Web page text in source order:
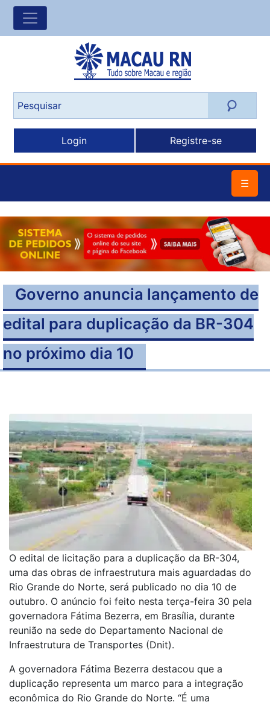
Login Registre-se
☰
Governo anuncia lançamento de
edital para duplicação da BR-304
no próximo dia 10
O edital de licitação para a duplicação da BR-304,
uma das obras de infraestrutura mais aguardadas do
Rio Grande do Norte, será publicado no dia 10 de
outubro. O anúncio foi feito nesta terça-feira 30 pela
governadora Fátima Bezerra, em Brasília, durante
reunião na sede do Departamento Nacional de
Infraestrutura de Transportes (Dnit).
A governadora Fátima Bezerra destacou que a
duplicação representa um marco para a integração
econômica do Rio Grande do Norte. “É uma